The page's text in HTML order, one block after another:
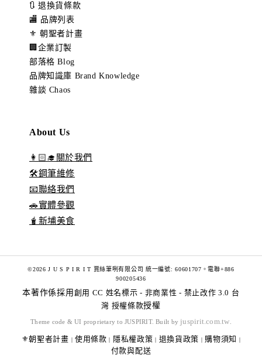
🔃 退換貨條款
🏬 品牌列表
⚜️ 朝聖者計畫
🏢企業訂製
部落格 Blog
品牌知識庫 Brand Knowledge
雜談 Chaos
About Us
👩🏻‍🎓關於我們
🛠️鋼筆維修
📧聯絡我們
🚗實體參觀
🧋新埔美食
©2026 J U S P I R I T 賈絲筆咧有限公司 統一編號: 60601707。電聯+886
900205436
本著作係採用 創用 CC 姓名標示 - 非商業性 - 禁止改作 3.0 台
灣 授權條款授權
Theme code & UI proprietary to JUSPIRIT. Built by juspirit.com.tw.
⚜️朝聖者計畫 使用條款 隱私權政策 退換貨政策 購物須知
付款與配送